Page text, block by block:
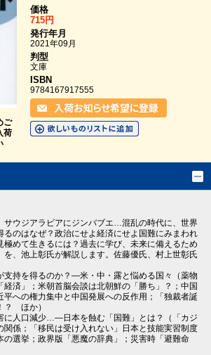
ご
荷
価格
715円
発行年月
2021年09月
判型
文庫
ISBN
9784167917555
サウジアラビアにジンバブエ…混乱の時代に、世界
るのはなぜ？政治にせよ経済にせよ国難にみまわれ
極めて生きるには？過去に学び、未来に備えるため
を、池上彰氏が解説します。佐藤優氏、村上世彰氏
持を得るのか？―米・中・露と悩める国々（薬物
経済」；米朝首脳会談は北朝鮮の「勝ち」？；中国
平への権力集中と中国発展への反作用；「独裁者誕
？ ほか）
人口減少…―日本を蝕む「国難」とは？（「カジ
関係；「移民は受け入れない」日本と技能実習制度
の選挙；政界版「悪魔の辞典」；災害時「避難命